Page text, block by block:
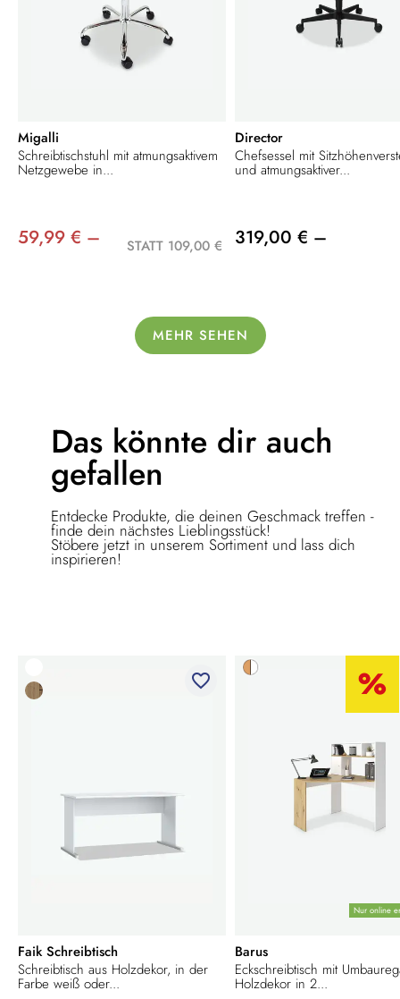
Migalli
Schreibtischstuhl mit atmungsaktivem
Netzgewebe in...
59,99 € – STATT 109,00 €
Director
Chefsessel mit
und atmungsaktiver...
319,00 € –
MEHR SEHEN
Das könnte dir auch
gefallen
Entdecke Produkte, die deinen Geschmack treffen -
finde dein nächstes Lieblingsstück!
Stöbere jetzt in unserem Sortiment und lass dich
inspirieren!
favorite_border
Faik Schreibtisch
Schreibtisch aus Holzdekor, in der
Farbe weiß oder...
Nur online
Barus
Eckschreibtisch mit
Holzdekor in 2...